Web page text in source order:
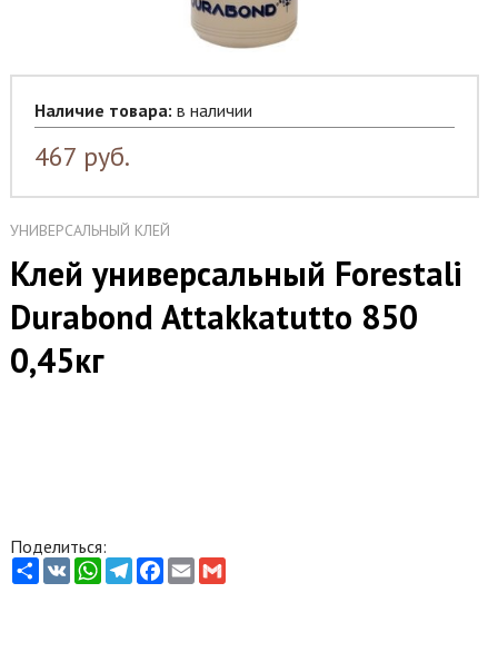
УНИВЕРСАЛЬНЫЙ КЛЕЙ
Клей универсальный Forestali
Durabond Attakkatutto 850
0,45кг
Поделиться:
ShareVK WhatsApp
Telegram
Facebook
EmailGmail
Наличие товара: в наличии
467 руб.